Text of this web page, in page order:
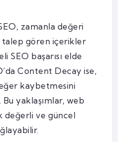
zamanla değeri
talep gören içerikler
SEO başarısı elde
Content Decay ise,
kaybetmesini
yaklaşımlar, web
değerli ve güncel